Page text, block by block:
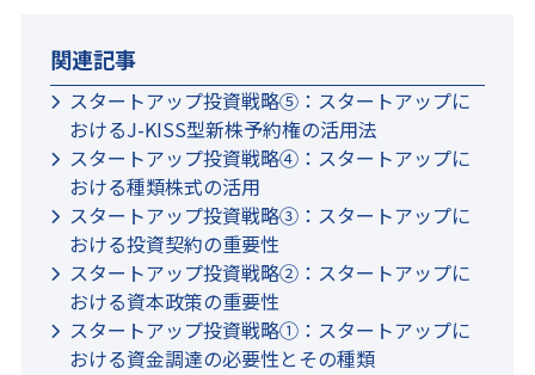
関連記事
スタートアップ投資戦略⑤：スタートアップに
おけるJ-KISS型新株予約権の活用法
スタートアップ投資戦略④：スタートアップに
おける種類株式の活用
スタートアップ投資戦略③：スタートアップに
おける投資契約の重要性
スタートアップ投資戦略②：スタートアップに
おける資本政策の重要性
スタートアップ投資戦略①：スタートアップに
おける資金調達の必要性とその種類